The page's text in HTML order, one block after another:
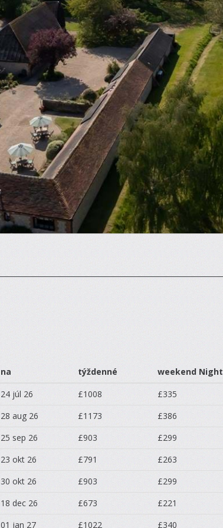
na týždenné weekend Night
24 júl 26 £1008 £335
28 aug 26 £1173 £386
25 sep 26 £903 £299
23 okt 26 £791 £263
30 okt 26 £903 £299
18 dec 26 £673 £221
01 jan 27 £1022 £340